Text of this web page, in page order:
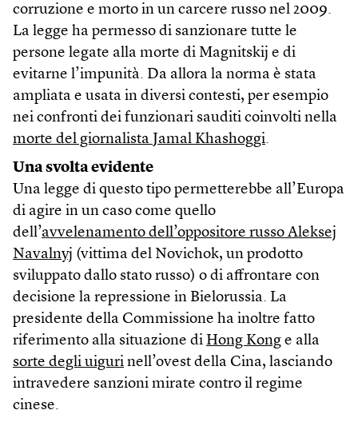
corruzione e morto in un carcere russo nel 2009.
La legge ha permesso di sanzionare tutte le
persone legate alla morte di Magnitskij e di
evitarne l’impunità. Da allora la norma è stata
ampliata e usata in diversi contesti, per esempio
nei confronti dei funzionari sauditi coinvolti nella
morte del giornalista Jamal Khashoggi.
Una svolta evidente
Una legge di questo tipo permetterebbe all’Europa
di agire in un caso come quello
dell’avvelenamento dell’oppositore russo Aleksej
Navalnyj (vittima del Novichok, un prodotto
sviluppato dallo stato russo) o di affrontare con
decisione la repressione in Bielorussia. La
presidente della Commissione ha inoltre fatto
riferimento alla situazione di Hong Kong e alla
sorte degli uiguri nell’ovest della Cina, lasciando
intravedere sanzioni mirate contro il regime
cinese.